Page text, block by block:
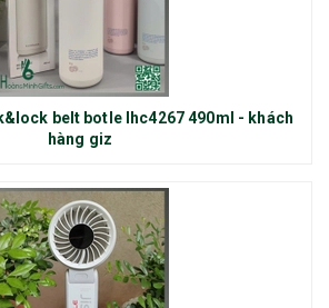
belt botle lhc4267 490ml - khách
hàng giz